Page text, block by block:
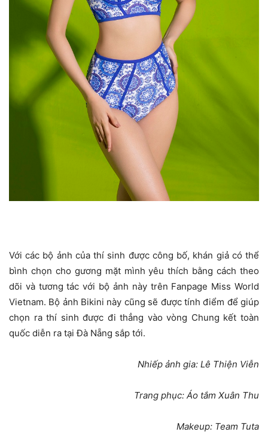
Với các bộ ảnh của thí sinh được công bố, khán giả có thể
bình chọn cho gương mặt mình yêu thích bằng cách theo
dõi và tương tác với bộ ảnh này trên Fanpage Miss World
Vietnam. Bộ ảnh Bikini này cũng sẽ được tính điểm để giúp
chọn ra thí sinh được đi thẳng vào vòng Chung kết toàn
quốc diễn ra tại Đà Nẵng sắp tới.
Nhiếp ảnh gia: Lê Thiện Viễn
Trang phục: Áo tắm Xuân Thu
Makeup: Team Tuta